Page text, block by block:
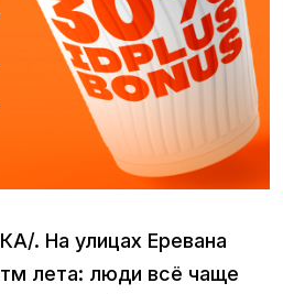
. На улицах Еревана
лета: люди всё чаще